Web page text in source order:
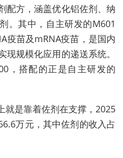
配方，涵盖优化铝佐剂、纳
。其中，自主研发的M601
疫苗及mRNA疫苗，是国内
规模化应用的递送系统。
，搭配的正是自主研发的
就是靠着佐剂在支撑，2025
万元，其中佐剂的收入占